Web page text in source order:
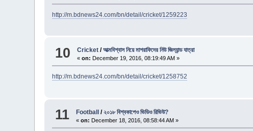
http://m.bdnews24.com/bn/detail/cricket/1259223
10 Cricket /আত্মবিশ্বাস নিয়ে মাশরাফিদের নিউ জিল্যান্ড যাত্রা
«on: December 19, 2016, 08:19:49 AM »
http://m.bdnews24.com/bn/detail/cricket/1258752
11 Football /২০১৮ বিশ্বকাপেও ভিডিও রিভিউ?
«on: December 18, 2016, 08:58:44 AM »